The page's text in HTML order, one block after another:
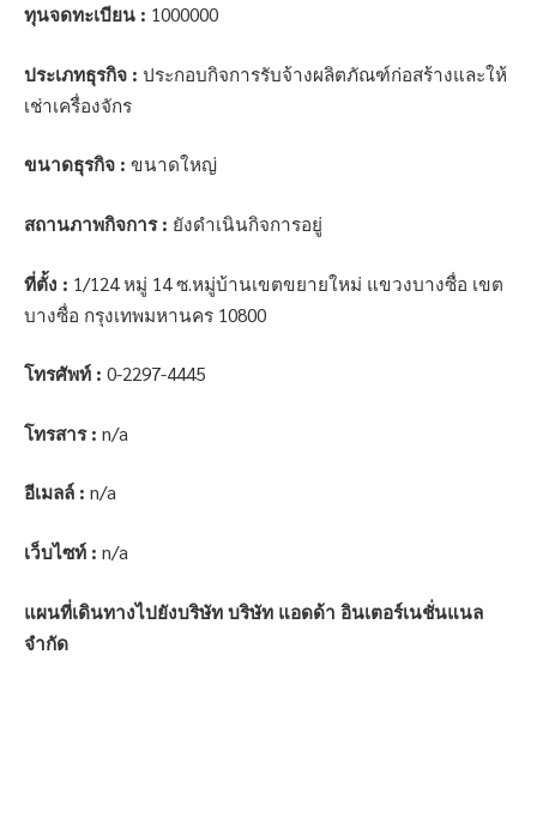
ทุนจดทะเบียน : 1000000
ประเภทธุรกิจ : ประกอบกิจการรับจ้างผลิตภัณฑ์ก่อสร้างและให้
เช่าเครื่องจักร
ขนาดธุรกิจ : ขนาดใหญ่
สถานภาพกิจการ : ยังดำเนินกิจการอยู่
ที่ตั้ง : 1/124 หมู่ 14 ซ.หมู่บ้านเขตขยายใหม่ แขวงบางซื่อ เขต
บางซื่อ กรุงเทพมหานคร 10800
โทรศัพท์ : 0-2297-4445
โทรสาร : n/a
อีเมลล์ : n/a
เว็บไซท์ : n/a
แผนที่เดินทางไปยังบริษัท บริษัท แอดด้า อินเตอร์เนชั่นแนล
จำกัด